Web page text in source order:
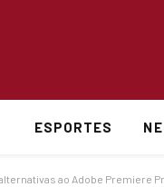
ESPORTES
ao Adobe Premiere